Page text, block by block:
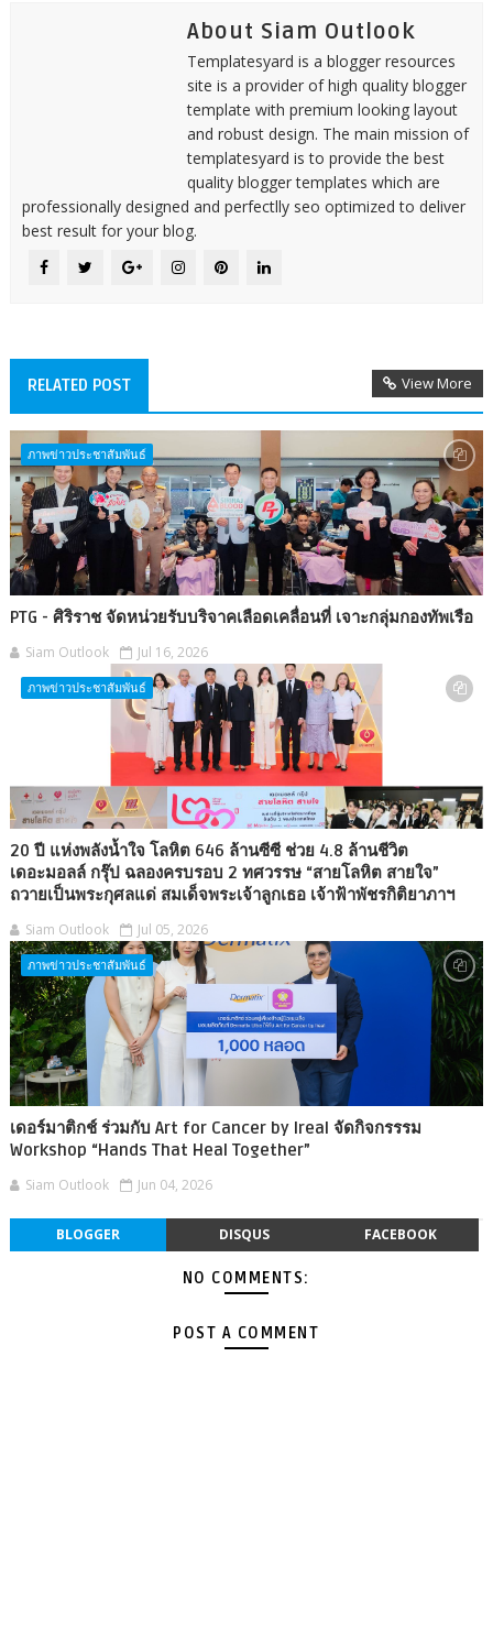
About Siam Outlook
Templatesyard is a blogger resources
site is a provider of high quality blogger
template with premium looking layout
and robust design. The main mission of
templatesyard is to provide the best
quality blogger templates which are
professionally designed and perfectlly seo optimized to deliver
best result for your blog.
RELATED POST View More
ภาพข่าวประชาสัมพันธ์
PTG - ศิริราช จัดหน่วยรับบริจาคเลือดเคลื่อนที่ เจาะกลุ่มกองทัพเรือ
Siam Outlook Jul 16, 2026
ภาพข่าวประชาสัมพันธ์
20 ปี แห่งพลังน้ำใจ โลหิต 646 ล้านซีซี ช่วย 4.8 ล้านชีวิต
เดอะมอลล์ กรุ๊ป ฉลองครบรอบ 2 ทศวรรษ “สายโลหิต สายใจ”
ถวายเป็นพระกุศลแด่ สมเด็จพระเจ้าลูกเธอ เจ้าฟ้าพัชรกิติยาภาฯ
Siam Outlook Jul 05, 2026
ภาพข่าวประชาสัมพันธ์
เดอร์มาติกช์ ร่วมกับ Art for Cancer by Ireal จัดกิจกรรรม
Workshop “Hands That Heal Together”
Siam Outlook Jun 04, 2026
BLOGGER DISQUS FACEBOOK
NO COMMENTS:
POST A COMMENT